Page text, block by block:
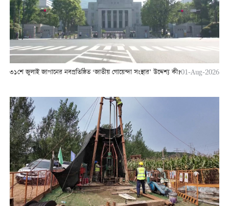
৩১শে জুলাই জাপানের নবপ্রতিষ্ঠিত ‘জাতীয় গোয়েন্দা সংস্থার’ উদ্দেশ্য কী?01-Aug-2026